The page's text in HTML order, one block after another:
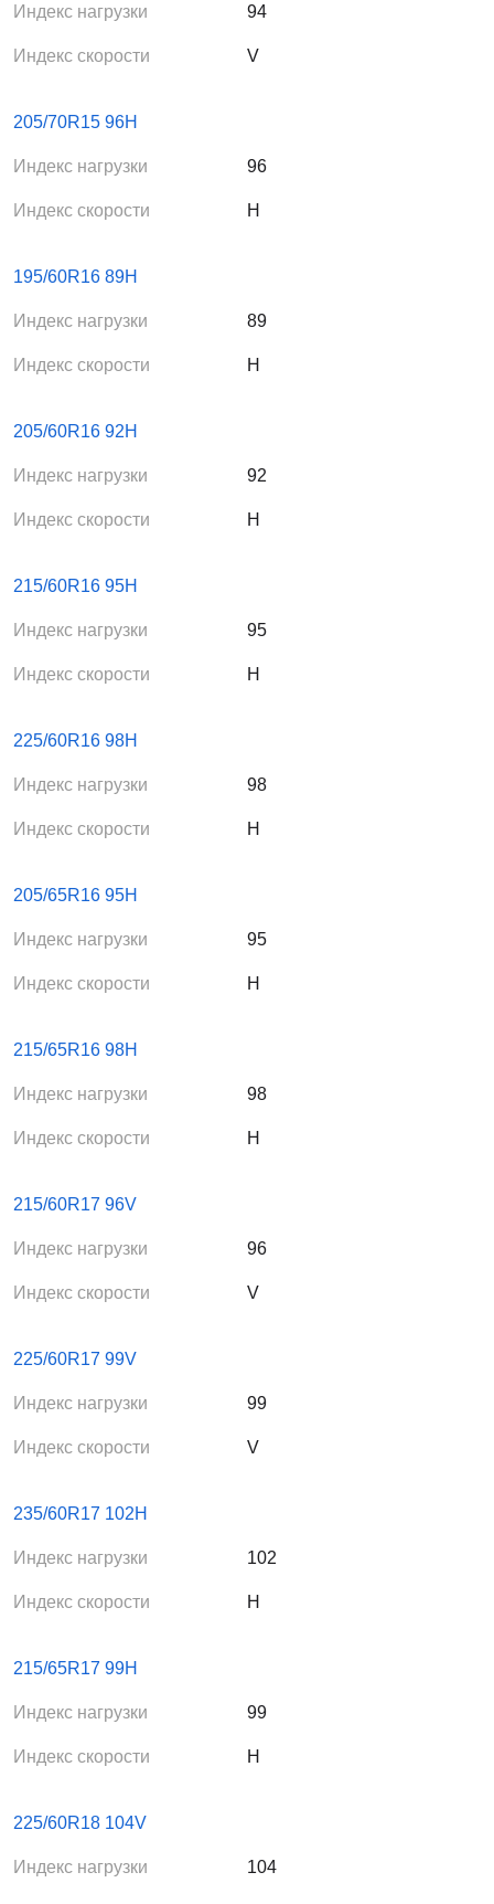
Индекс нагрузки 94
Индекс скорости V
205/70R15 96H
Индекс нагрузки 96
Индекс скорости H
195/60R16 89H
Индекс нагрузки 89
Индекс скорости H
205/60R16 92H
Индекс нагрузки 92
Индекс скорости H
215/60R16 95H
Индекс нагрузки 95
Индекс скорости H
225/60R16 98H
Индекс нагрузки 98
Индекс скорости H
205/65R16 95H
Индекс нагрузки 95
Индекс скорости H
215/65R16 98H
Индекс нагрузки 98
Индекс скорости H
215/60R17 96V
Индекс нагрузки 96
Индекс скорости V
225/60R17 99V
Индекс нагрузки 99
Индекс скорости V
235/60R17 102H
Индекс нагрузки 102
Индекс скорости H
215/65R17 99H
Индекс нагрузки 99
Индекс скорости H
225/60R18 104V
Индекс нагрузки 104